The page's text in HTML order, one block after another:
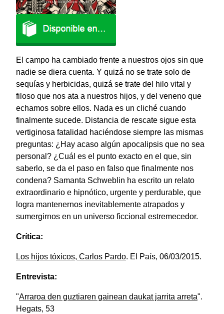
El campo ha cambiado frente a nuestros ojos sin que
nadie se diera cuenta. Y quizá no se trate solo de
sequías y herbicidas, quizá se trate del hilo vital y
filoso que nos ata a nuestros hijos, y del veneno que
echamos sobre ellos. Nada es un cliché cuando
finalmente sucede. Distancia de rescate sigue esta
vertiginosa fatalidad haciéndose siempre las mismas
preguntas: ¿Hay acaso algún apocalipsis que no sea
personal? ¿Cuál es el punto exacto en el que, sin
saberlo, se da el paso en falso que finalmente nos
condena? Samanta Schweblin ha escrito un relato
extraordinario e hipnótico, urgente y perdurable, que
logra mantenernos inevitablemente atrapados y
sumergirnos en un universo ficcional estremecedor.
Crítica:
Los hijos tóxicos, Carlos Pardo. El País, 06/03/2015.
Entrevista:
"Arraroa den guztiaren gainean daukat jarrita arreta".
Hegats, 53